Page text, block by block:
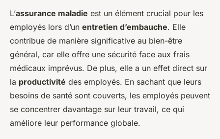
L’assurance maladie est un élément crucial pour les
employés lors d’un entretien d’embauche. Elle
contribue de manière significative au bien-être
général, car elle offre une sécurité face aux frais
médicaux imprévus. De plus, elle a un effet direct sur
la productivité des employés. En sachant que leurs
besoins de santé sont couverts, les employés peuvent
se concentrer davantage sur leur travail, ce qui
améliore leur performance globale.